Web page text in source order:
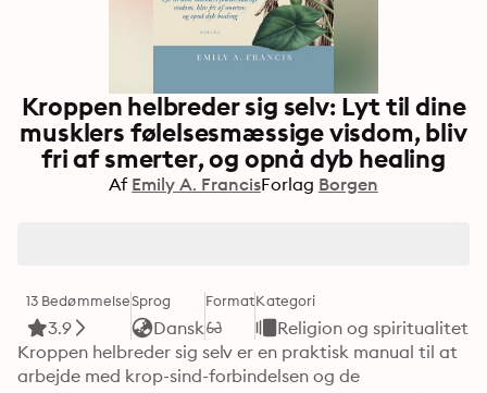
Kroppen helbreder sig selv: Lyt til dine
musklers følelsesmæssige visdom, bliv
fri af smerter, og opnå dyb healing
Af Emily A. FrancisForlag Borgen
13 Bedømmelse
3.9
Sprog
Dansk
FormatKategori
Religion og spiritualitet
Kroppen helbreder sig selv er en praktisk manual til at
arbejde med krop-sind-forbindelsen og de